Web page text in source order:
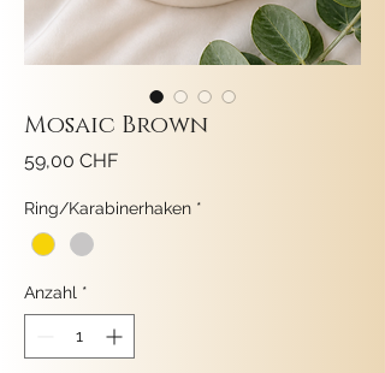
Mosaic Brown
59,00 CHFPreis
Ring/Karabinerhaken *
Anzahl *